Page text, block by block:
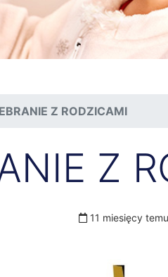
Z RODZICAMI
Z
11 miesięcy temu